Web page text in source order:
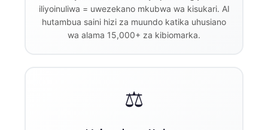
iliyoinuliwa = uwezekano mkubwa wa kisukari. AI
hutambua saini hizi za muundo katika uhusiano
wa alama 15,000+ za kibiomarka.
⚖️